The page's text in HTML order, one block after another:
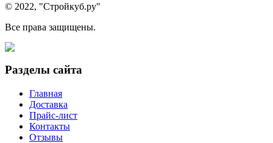
© 2022, "Стройкуб.ру"
Все права защищены.
Разделы сайта
Главная
Доставка
Прайс-лист
Контакты
Отзывы